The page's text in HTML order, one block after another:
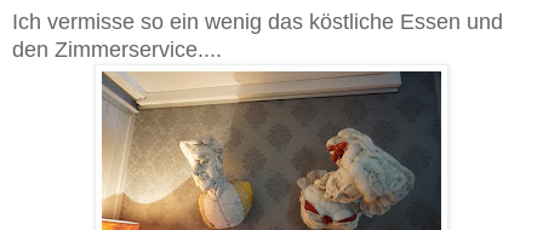
Ich vermisse so ein wenig das köstliche Essen und
den Zimmerservice....